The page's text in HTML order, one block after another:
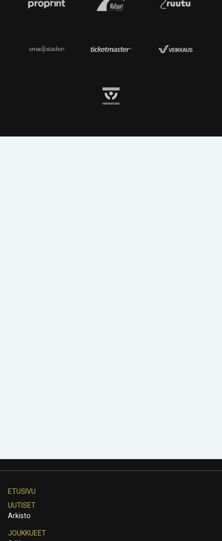
ETUSIVU
UUTISET
Arkisto
JOUKKUEET